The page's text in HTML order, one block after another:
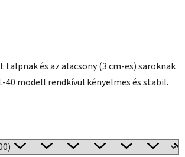
talpnak és az alacsony (3 cm-es) saroknak
40 modell rendkívül kényelmes és stabil.